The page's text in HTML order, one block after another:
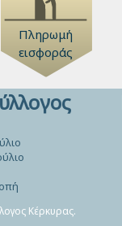
Πληρωμή
εισφοράς
Κέρκυρας.